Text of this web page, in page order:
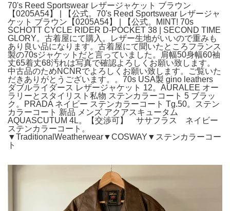
70's Reed Sportswear レザージャケット ブラウン
【0205A54】 | 【公式。70's Reed Sportswear レザージャ
ケット ブラウン【0205A54】 | 【公式。MINT! 70s
SCHOTT CYCLE RIDER D-POCKET 38 | SECOND TIME
GLORY。古着屋にて購入。レザー生地がいいので重みも
あり良い品になります。古着屋にて聞いたところフランス
製の70sジャケットだと言っていました。肩幅50身幅60袖
丈65着丈68汚れは写真で確認よろしくお願い致します。
中古品のためNCNRでよろしくお願い致します。ご覧いた
だきありがとうございます。。70s USA製 gino leathers
ダブルライダース レザージャケット 12。AURALEE オー
ラリーとスタイリスト私物 ステンカラーコート 5 ブラッ
ク。PRADA ネイビー ステンカラーコート Tg.50。ステン
カラーコート 新品 メンズ アクアスキュータム
AQUASCUTUM 4L。【交渉可】 ササフラス ネイビー
ステンカラーコート。
▼TraditionalWeatherwear▼COSWAY▼ステンカラーコー
ト